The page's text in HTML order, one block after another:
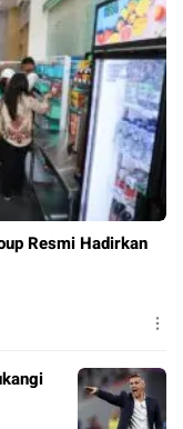
Resmi Hadirkan